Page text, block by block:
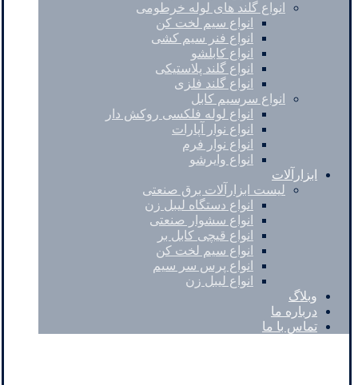
انواع گلند های لوله خرطومی
انواع سیم لخت کن
انواع فنر سیم کشی
انواع کابلشو
انواع گلند پلاستیکی
انواع گلند فلزی
انواع سرسیم کابل
انواع لوله فلکسی روکش دار
انواع نوار آپارات
انواع نوار فرم
انواع وایرشو
ابزارآلات
لیست ابزارآلات برق صنعتی
انواع دستگاه لیبل زن
انواع سشوار صنعتی
انواع قیچی کابل بر
انواع سیم لخت کن
انواع پرس سر سیم
انواع لیبل زن
وبلاگ
درباره ما
تماس با ما